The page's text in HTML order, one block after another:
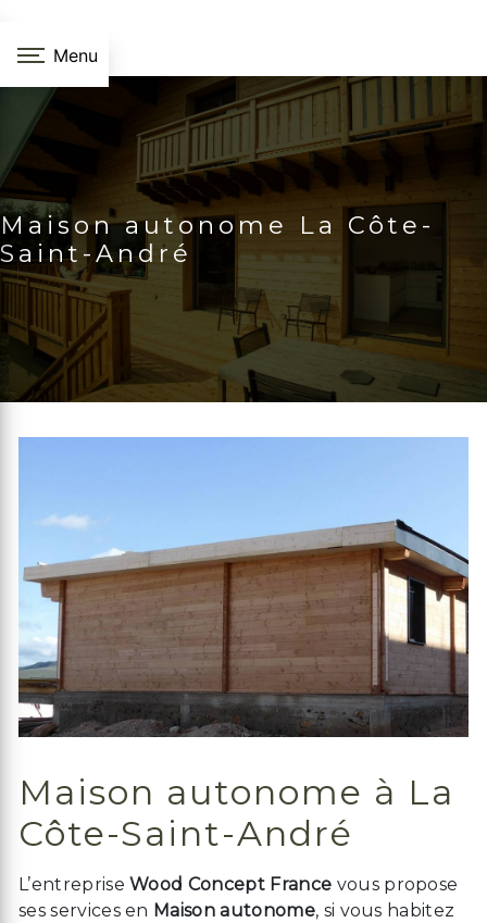
Menu
Maison autonome La Côte-
Saint-André
Maison autonome à La
Côte-Saint-André
L’entrepriseWood Concept France vous propose
ses services en Maison autonome, si vous habitez